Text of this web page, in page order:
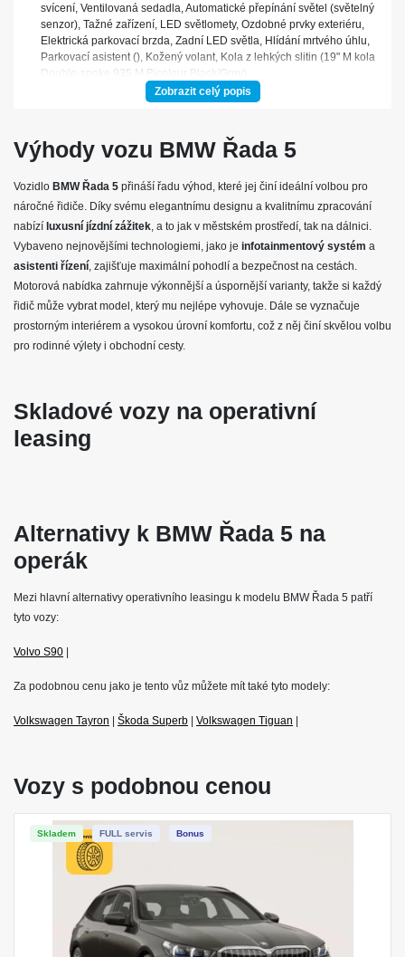
svícení, Ventilovaná sedadla, Automatické přepínání světel (světelný
senzor), Tažné zařízení, LED světlomety, Ozdobné prvky exteriéru,
Elektrická parkovací brzda, Zadní LED světla, Hlídání mrtvého úhlu,
Parkovací asistent (), Kožený volant, Kola z lehkých slitin (19" M kola
Double-spoke 935 M Bicolour Black/Grey)
BMW Řada 5 patří mezi vysoce ceněné limuzíny, které ztělesňují
kombinaci luxusu a sportovního výkonu. Tento automobil nabízí
moderní design, pokročilé technologie a výkonné motory, které uspokojí
i nejnáročnější řidiče. Interiér vozu je navržen s důrazem na komfort a
kvalitu, přičemž klienti si mohou vybrat z široké škály vybavení, včetně
infotainment systému a asistenčních funkcí. Řada 5 je ideálním
vozidlem pro obchodní cesty i volnočasové aktivity, a to díky svému
prostornému interiéru a vynikající jízdní dynamice. Nezáleží na tom, zda
hledáte efektivní dieselový motor nebo výkonnou benzínovou variantu;
spolehlivosti dále potvrzuje jeho popularitu na trhu.
VÝBAVA:
Tažné zařízení
Zobrazit celý popis
Výhody vozu BMW Řada 5
Vozidlo BMW Řada 5 přináší řadu výhod, které jej činí ideální volbou pro
náročné řidiče. Díky svému elegantnímu designu a kvalitnímu zpracování
nabízí luxusní jízdní zážitek, a to jak v městském prostředí, tak na dálnici.
Vybaveno nejnovějšími technologiemi, jako je infotainmentový systém a
asistenti řízení, zajišťuje maximální pohodlí a bezpečnost na cestách.
Motorová nabídka zahrnuje výkonnější a úspornější varianty, takže si každý
řidič může vybrat model, který mu nejlépe vyhovuje. Dále se vyznačuje
prostorným interiérem a vysokou úrovní komfortu, což z něj činí skvělou volbu
pro rodinné výlety i obchodní cesty.
Skladové vozy na operativní
leasing
Alternativy k BMW Řada 5 na
operák
Mezi hlavní alternativy operativního leasingu k modelu BMW Řada 5 patří
tyto vozy:
Volvo S90
Za podobnou cenu jako je tento vůz můžete mít také tyto modely:
Volkswagen Tayron Škoda Superb Volkswagen Tiguan
Vozy s podobnou cenou
Skladem FULL servis Bonus